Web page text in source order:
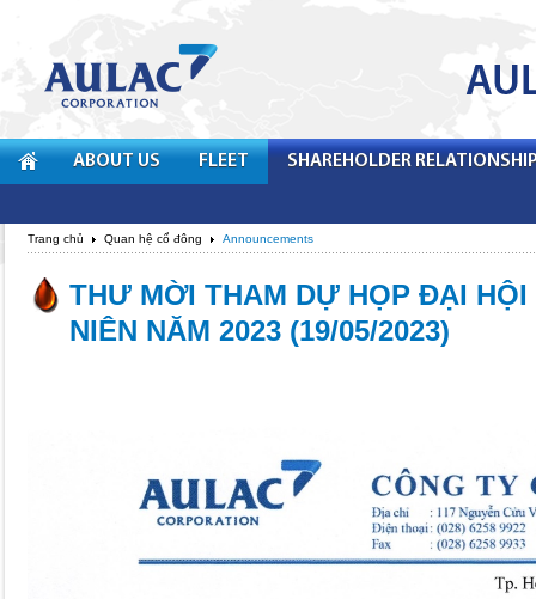
ABOUT US FLEET SHAREHOLDER
Trang chủ Quan hệ cổ đông Announcements
THƯ MỜI THAM DỰ HỌP ĐẠI
NIÊN NĂM 2023 (19/05/2023)